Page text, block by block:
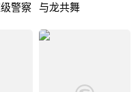
警察 与龙共舞